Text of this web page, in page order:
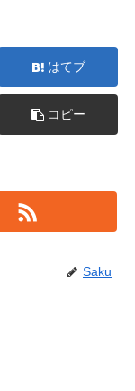
はてブ
コピー
Saku